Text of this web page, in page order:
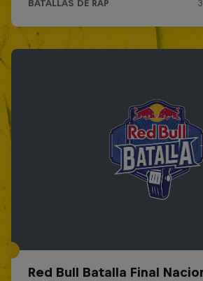
Red Bull Batalla Final